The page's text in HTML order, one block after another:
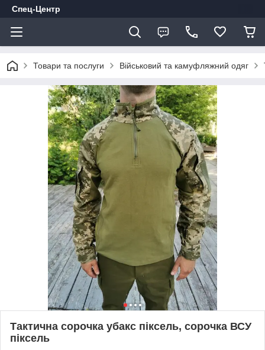
Спец-Центр
Товари та послуги Військовий та камуфляжний одяг
Тактична сорочка убакс піксель, сорочка ВСУ
піксель